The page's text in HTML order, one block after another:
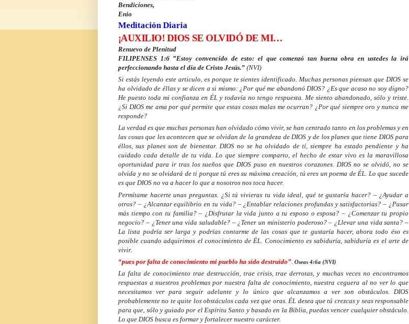
Bendiciones,
Enio
Meditación Diaria
¡AUXILIO! DIOS SE OLVIDÓ DE MI…
Renuevo de Plenitud
FILIPENSES 1:6 ”Estoy convencido de esto: el que comenzó tan buena obra en ustedes la irá
perfeccionando hasta el día de Cristo Jesús.” (NVI)
Si estás leyendo este articulo, es porque te sientes identificado. Muchas personas piensan que DIOS se
ha olvidado de éllas y se dicen a si mismo: ¿Por qué me abandonó DIOS? ¿Es que acaso no soy digno?
He puesto toda mi confianza en ÉL y todavía no tengo respuesta. Me siento abandonado, sólo y triste.
¿Si DIOS me ama por qué permite que estas cosas malas me ocurran? ¿Por qué siempre oro y nunca me
responde?
La verdad es que muchas personas han olvidado cómo vivir, se han centrado tanto en los problemas y en
las cosas que les acontecen que se olvidan de la grandeza de DIOS y de los planes que tiene DIOS para
éllos, sus planes son de bienestar. DIOS no se ha olvidado de tí, siempre ha estado pendiente y ha
cuidado cada detalle de tu vida. Lo que siempre comparto, el hecho de estar vivo es la maravillosa
oportunidad para ir tras los sueños que DIOS puso en nuestros corazones. DIOS no se olvidó, no se
olvida y no se olvidará de ti porque tú eres su máxima creación, tú eres un poema de ÉL. Lo que sucede
es que DIOS no va a hacer lo que a nosotros nos toca hacer.
Permítame hacerte unas preguntas. ¿Si tú vivieras tu vida ideal, qué te gustaría hacer? – ¿Ayudar a
otros? – ¿Alcanzar equilibrio en tu vida? – ¿Entablar relaciones profundas y satisfactorias? – ¿Pasar
más tiempo con tu familia? – ¿Disfrutar la vida junto a tu esposo o esposa? – ¿Comenzar tu propio
negocio? – ¿Tener una vida saludable? – ¿Tener un ministerio poderoso? – ¿Llevar una vida santa? –
La lista podría ser larga y podrías contarme de las cosas que te gustaría hacer, ahora todo éso es
posible cuando adquirimos el conocimiento de ÉL. Conocimiento es sabiduría, sabiduría es el arte de
vivir.
“pues por falta de conocimiento mi pueblo ha sido destruido”. Oseas 4:6a (NVI)
La falta de conocimiento trae destrucción, trae crisis, trae derrotas, y muchas veces no encontramos
respuestas a nuestros problemas por nuestra falta de conocimiento, nuestra ceguera al no ver lo que
necesitamos ver para seguir adelante y lo único que alcanzamos a ver son obstáculos. DIOS
probablemente no te quite los obstáculos cada vez que oras. ÉL desea que tú crezcas y seas responsable
para que, sólo y guiado por el Espíritu Santo y basado en la Biblia, puedas vencer cualquier obstáculo.
Lo que DIOS busca es formar y fortalecer nuestro carácter.